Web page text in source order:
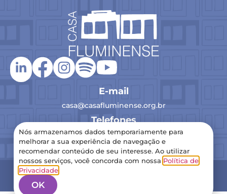
E-mail
casa@casafluminense.org.br
Telefones
(21) 2516-0193
2024 Casa Fluminense – Todos os direitos reservados
Nós armazenamos dados temporariamente para
melhorar a sua experiência de navegação e
recomendar conteúdo de seu interesse. Ao utilizar
nossos serviços, você concorda com nossa Política de
Privacidade.
OK